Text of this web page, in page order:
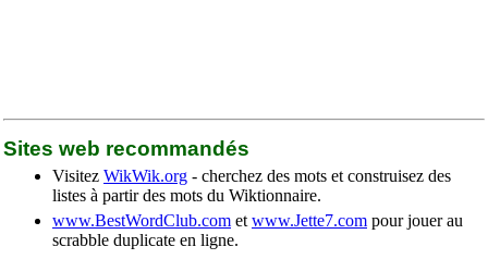
Sites web recommandés
Visitez WikWik.org - cherchez des mots et construisez des
listes à partir des mots du Wiktionnaire.
www.BestWordClub.com et www.Jette7.com pour jouer au
scrabble duplicate en ligne.